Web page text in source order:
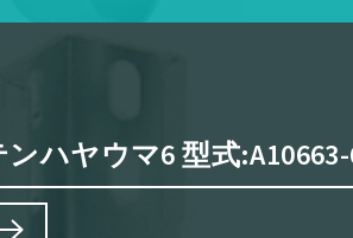
ハヤウマ6 型式